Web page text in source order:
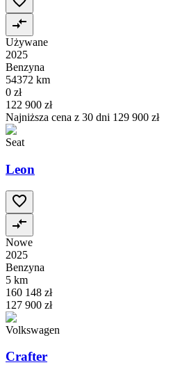
Używane
2025
Benzyna
54372 km
0 zł
122 900 zł
Najniższa cena z 30 dni 129 900 zł
Seat
Leon
Nowe
2025
Benzyna
5 km
160 148 zł
127 900 zł
Volkswagen
Crafter